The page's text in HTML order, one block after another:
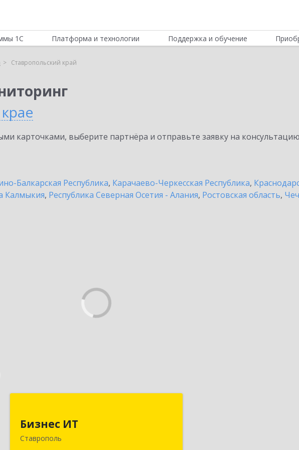
1С Платформа и технологии Поддержка и обучение
Ставропольский край
карточками, выберите партнёра и отправьте заявку на
Балкарская Республика, Карачаево-Черкесская Республика,
Калмыкия, Республика Северная Осетия - Алания, Ростовская область,
Бизнес ИТ
Ставрополь
Ставрополь г, 1 Промышленная ул,